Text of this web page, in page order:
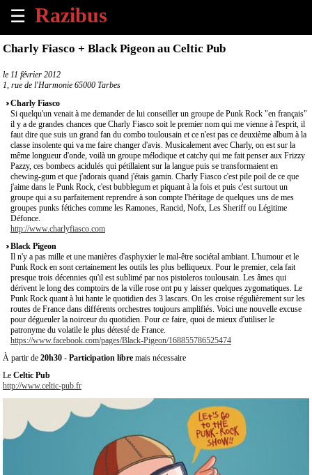
☰
×
Tous
les
évènements
à
venir
Annoncer
un
évènement
Contact
À
propos
Charly Fiasco + Black Pigeon au Celtic Pub
le 11 février 2012
1, rue de l'Harmonie 65000 Tarbes
Charly Fiasco
Si quelqu'un venait à me demander de lui conseiller un groupe de Punk Rock "en français"
il y a de grandes chances que Charly Fiasco soit le premier nom qui me vienne à l'esprit, il
faut dire que suis un grand fan du combo toulousain et ce n'est pas ce deuxième album à la
classe insolente qui va me faire changer d'avis. Musicalement avec Charly, on est sur la
même longueur d'onde, voilà un groupe mélodique et catchy qui me fait penser aux Frizzy
Pazzy, ces bombecs acidulés qui pétillaient sur la langue puis se transformaient en
chewing-gum et que j'adorais quand j'étais gamin. Charly Fiasco c'est pile poil de ce que
j'aime dans le Punk Rock, c'est bubblegum et piquant à la fois et puis c'est surtout un
groupe qui a su parfaitement reprendre à son compte l'héritage de quelques uns de mes
groupes punks fétiches comme les Ramones, Rancid, Nofx, Les Sheriff ou Légitime
Défonce.
http://www.charlyfiasco.com
Black Pigeon
Il n'y a pas mille et une manières d'asphyxier le mal-être sociétal ambiant. L'humour et le
Punk Rock en sont certainement les outils les plus belliqueux. Pour le premier, cela fait
presque trois décennies qu'il est sublimé par nos pistoleros toulousain. Les âmes qui
dérivent le long des comptoirs de la ville rose ont pu y laisser quelques zygomatiques. Le
Punk Rock quant à lui hante le quotidien des 3 lascars. On les croise régulièrement sur les
routes de France dans différents orchestres toujours amplifiés. Voici une nouvelle excuse
pour dégueuler la noirceur du quotidien. Pour ce faire, quoi de mieux d'utiliser le
patronyme du volatile le plus détesté de France.
https://www.facebook.com/pages/Black-Pigeon/168855786525474
À partir de 20h30 - Participation libre mais nécessaire
Le Celtic Pub
http://www.celtic-pub.fr